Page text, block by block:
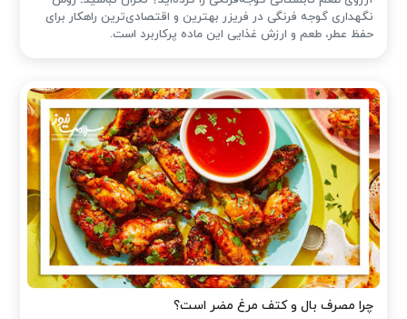
نگهداری گوجه فرنگی در فریزر بهترین و اقتصادی‌ترین راهکار برای
حفظ عطر، طعم و ارزش غذایی این ماده پرکاربرد است.
چرا مصرف بال و کتف مرغ مضر است؟